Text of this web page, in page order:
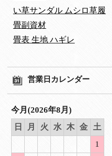
い草サンダル ムシロ草履
畳副資材
畳表 生地 ハギレ
営業日カレンダー
今月(2026年8月)
日
月 火 水 木 金 土
1